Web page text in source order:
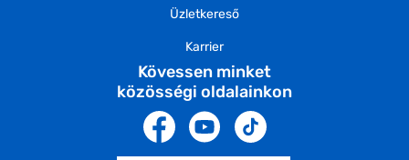
Üzletkereső
Karrier
Kövessen minket
közösségi oldalainkon